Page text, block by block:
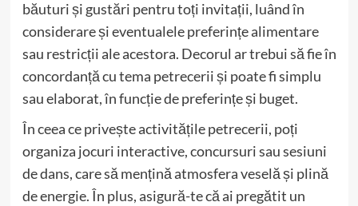
băuturi și gustări pentru toți invitații, luând în
considerare și eventualele preferințe alimentare
sau restricții ale acestora. Decorul ar trebui să fie în
concordanță cu tema petrecerii și poate fi simplu
sau elaborat, în funcție de preferințe și buget.
În ceea ce privește activitățile petrecerii, poți
organiza jocuri interactive, concursuri sau sesiuni
de dans, care să mențină atmosfera veselă și plină
de energie. În plus, asigură-te că ai pregătit un